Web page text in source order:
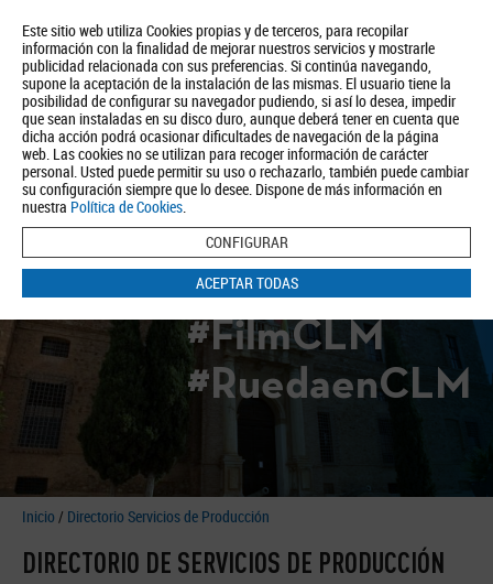
Este sitio web utiliza Cookies propias y de terceros, para recopilar
información con la finalidad de mejorar nuestros servicios y mostrarle
publicidad relacionada con sus preferencias. Si continúa navegando,
supone la aceptación de la instalación de las mismas. El usuario tiene la
posibilidad de configurar su navegador pudiendo, si así lo desea, impedir
que sean instaladas en su disco duro, aunque deberá tener en cuenta que
dicha acción podrá ocasionar dificultades de navegación de la página
web. Las cookies no se utilizan para recoger información de carácter
personal. Usted puede permitir su uso o rechazarlo, también puede cambiar
su configuración siempre que lo desee. Dispone de más información en
nuestra Política de Cookies.
CONFIGURAR
ACEPTAR TODAS
Quiénes somos Turismo Política de Privacidad Aviso Legal
Política de Cookies
BUSCAR
#FilmCLM
#RuedaenCLM
Inicio / Directorio Servicios de Producción
DIRECTORIO DE SERVICIOS DE PRODUCCIÓN